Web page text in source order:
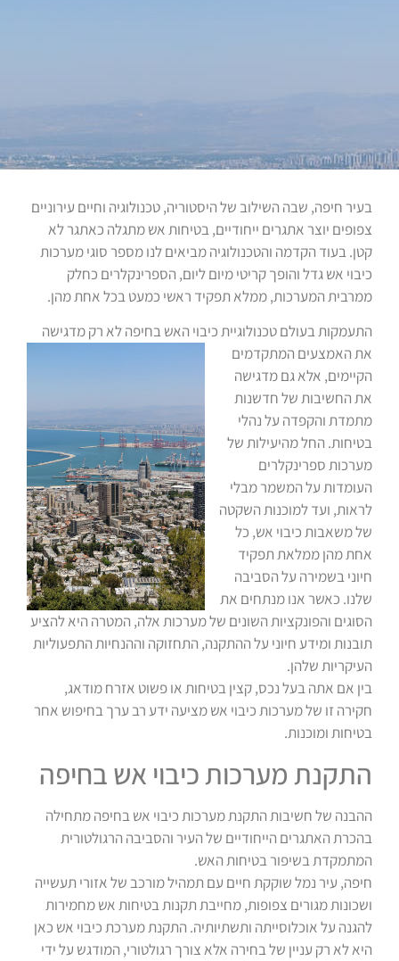
בעיר חיפה, שבה השילוב של היסטוריה, טכנולוגיה וחיים עירוניים
צפופים יוצר אתגרים ייחודיים, בטיחות אש מתגלה כאתגר לא
קטן. בעוד הקדמה והטכנולוגיה מביאים לנו מספר סוגי מערכות
כיבוי אש גדל והופך קריטי מיום ליום, הספרינקלרים כחלק
ממרבית המערכות, ממלא תפקיד ראשי כמעט בכל אחת מהן.
התעמקות בעולם טכנולוגיית כיבוי האש בחיפה לא רק מדגישה
את האמצעים המתקדמים
הקיימים, אלא גם מדגישה
את החשיבות של חדשנות
מתמדת והקפדה על נהלי
בטיחות. החל מהיעילות של
מערכות ספרינקלרים
העומדות על המשמר מבלי
לראות, ועד למוכנות השקטה
של משאבות כיבוי אש, כל
אחת מהן ממלאת תפקיד
חיוני בשמירה על הסביבה
שלנו. כאשר אנו מנתחים את
הסוגים והפונקציות השונים של מערכות אלה, המטרה היא להציע
תובנות ומידע חיוני על ההתקנה, התחזוקה וההנחיות התפעוליות
העיקריות שלהן.
בין אם אתה בעל נכס, קצין בטיחות או פשוט אזרח מודאג,
חקירה זו של מערכות כיבוי אש מציעה ידע רב ערך בחיפוש אחר
בטיחות ומוכנות.
התקנת מערכות כיבוי אש בחיפה
ההבנה של חשיבות התקנת מערכות כיבוי אש בחיפה מתחילה
בהכרת האתגרים הייחודיים של העיר והסביבה הרגולטורית
המתמקדת בשיפור בטיחות האש.
חיפה, עיר נמל שוקקת חיים עם תמהיל מורכב של אזורי תעשייה
ושכונות מגורים צפופות, מחייבת תקנות בטיחות אש מחמירות
להגנה על אוכלוסייתה ותשתיותיה. התקנת מערכת כיבוי אש כאן
היא לא רק עניין של בחירה אלא צורך רגולטורי, המודגש על ידי